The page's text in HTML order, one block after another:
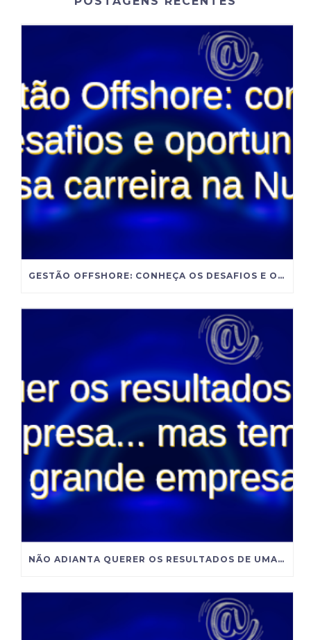
GESTÃO OFFSHORE: CONHEÇA OS DESAFIOS E OPORTUNIDADES DESSA CARREIRA NA NUTRIÇÃO
NÃO ADIANTA QUERER OS RESULTADOS DE UMA GRANDE EMPRESA SE VOCÊ INSISTE EM ADMINISTRAR COMO UMA PEQUENA